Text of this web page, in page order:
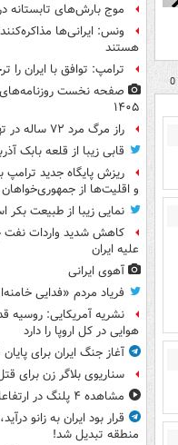
موج بارش‌های تابستانه در راه ۱۱
ونس: ایرانی‌ها
هستند
ترامپ: توافق با ایران
۱۴۰۵
راز مرگ مرد ۷۲ ساله در تهرانپارس فاش شد
قابی زیبا از قلعه بابک
ریزش پایگاه جدید ترامپ
و اقلیت‌ها از جمهوری‌خواهان
نمایی زیبا از طبیعت بکر
کاهش شدید واردات
علیه ایران
آهوی ایرانی
فریاد مردم «فدایی
نشریه آمریکایی: روسیه
هوایی در کل اروپا را دارد
آغاز جنگ ایران برای
سناریوی بلاگر زن برای
مشاهده ۴ پلنگ در ارتفاعات میناب
قرار بود ایران به زانو
منطقه تبدیل شد!